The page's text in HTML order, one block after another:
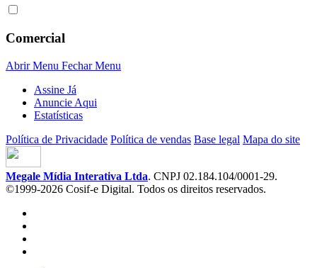
Comercial
Abrir Menu Fechar Menu
Assine Já
Anuncie Aqui
Estatísticas
Política de Privacidade Política de vendas Base legal Mapa do site
Megale Mídia Interativa Ltda. CNPJ 02.184.104/0001-29.
©1999-2026 Cosif-e Digital. Todos os direitos reservados.